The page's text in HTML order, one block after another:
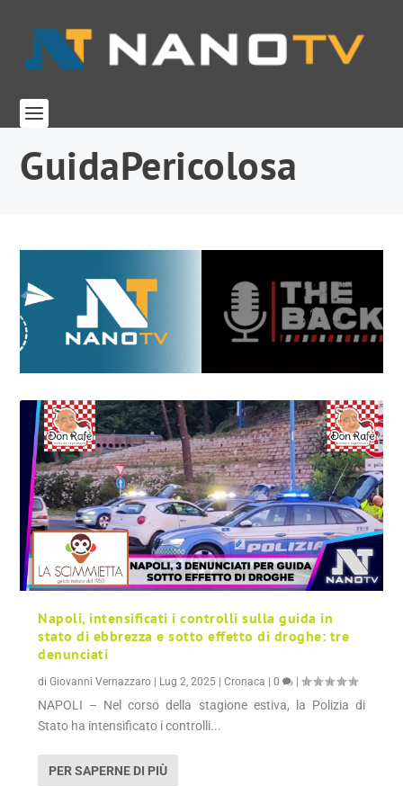
GuidaPericolosa
Napoli, intensificati i controlli sulla guida in
stato di ebbrezza e sotto effetto di droghe: tre
denunciati
diGiovanni Vernazzaro Lug 2, 2025 |Cronaca |0 |
NAPOLI – Nel corso della stagione estiva, la Polizia di
Stato ha intensificato i controlli...
PER SAPERNE DI PIÙ